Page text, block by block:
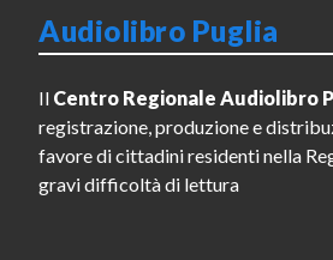
Audiolibro Puglia
Il Centro Regionale Audiolibro
registrazione, produzione e
favore di cittadini residenti nella
gravi difficoltà di lettura